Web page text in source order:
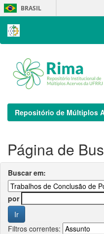
Skip
navigation
BRASIL
Repositório de Múltiplos
Página de
Buscar em:
por
Filtros correntes: